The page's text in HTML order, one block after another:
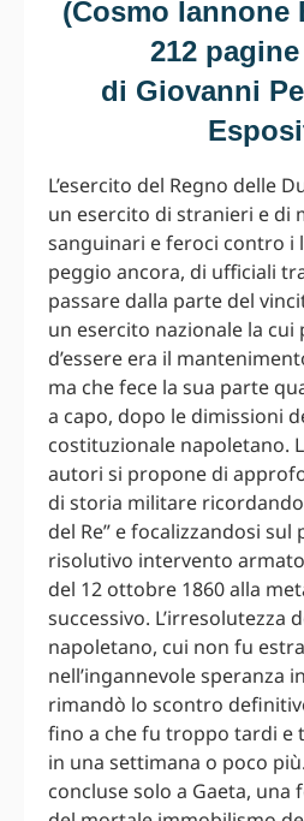
(Cosmo Iannone
212
di Giovanni
L’esercito del Regno delle
un esercito di stranieri e di
sanguinari e feroci contro i
peggio ancora, di ufficiali
passare dalla parte del
un esercito nazionale la
d’essere era il
ma che fece la sua parte
a capo, dopo le dimissioni
costituzionale napoletano.
autori si propone di
di storia militare
del Re” e focalizzandosi sul
risolutivo intervento
del 12 ottobre 1860 alla
successivo. L’irresolutezza
napoletano, cui non fu
nell’ingannevole speranza
rimandò lo scontro
fino a che fu troppo tardi e
in una settimana o poco
concluse solo a Gaeta, una